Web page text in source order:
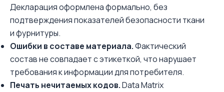
Декларация оформлена формально, без
подтверждения показателей безопасности ткани
и фурнитуры.
Ошибки в составе материала.Фактический
состав не совпадает с этикеткой, что нарушает
требования к информации для потребителя.
Печать нечитаемых кодов.Data Matrix